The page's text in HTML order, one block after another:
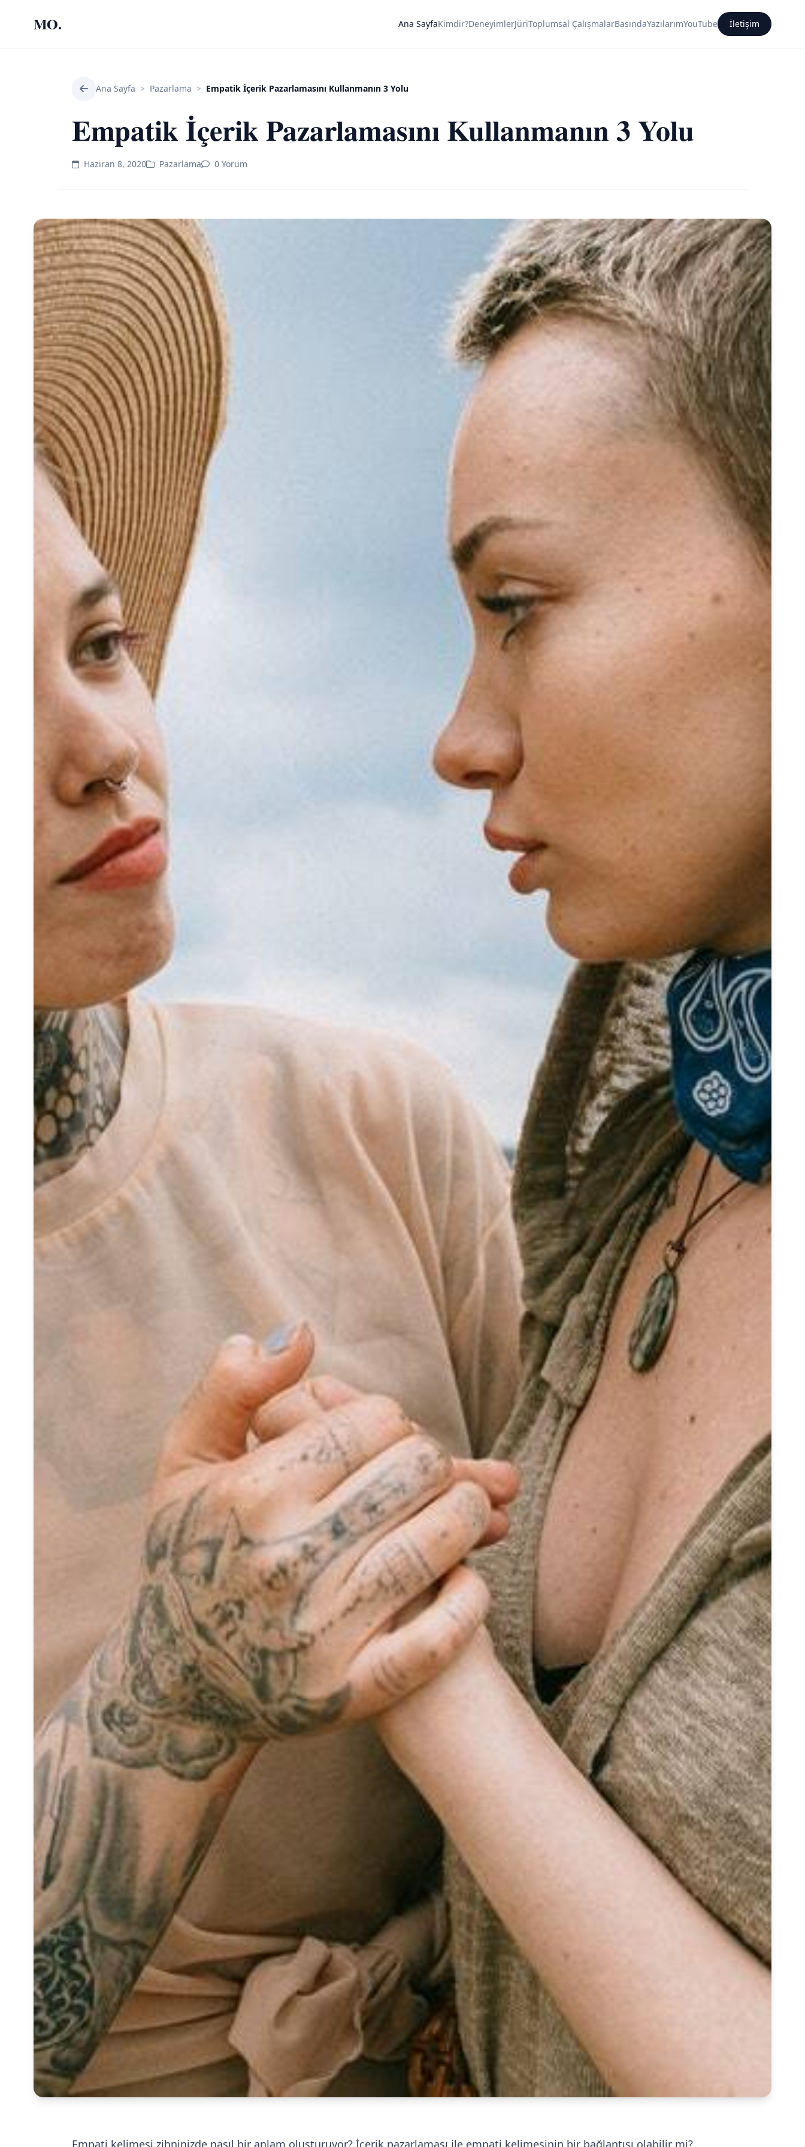
MO. Ana SayfaKimdir?DeneyimlerJüriToplumsal ÇalışmalarBasındaYazılarımYouTube İletişim
Ana Sayfa > Pazarlama > Empatik İçerik Pazarlamasını Kullanmanın 3 Yolu
Empatik İçerik Pazarlamasını Kullanmanın 3 Yolu
Haziran 8, 2020 Pazarlama 0 Yorum
Empati kelimesi zihninizde nasıl bir anlam oluşturuyor? İçerik pazarlaması ile empati kelimesinin bir bağlantısı olabilir mi?